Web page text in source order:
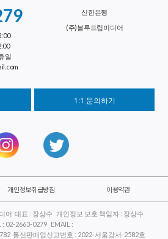
일
신한은행
(주)블루드림미디어
1:1 문의하기
개인정보취급방침 이용약관
어 대표 : 장상수 개인정보 보호 책임자 : 장상수
: 02-2663-0279 EMAIL :
통신판매업신고번호 : 2022-서울강서-2582호